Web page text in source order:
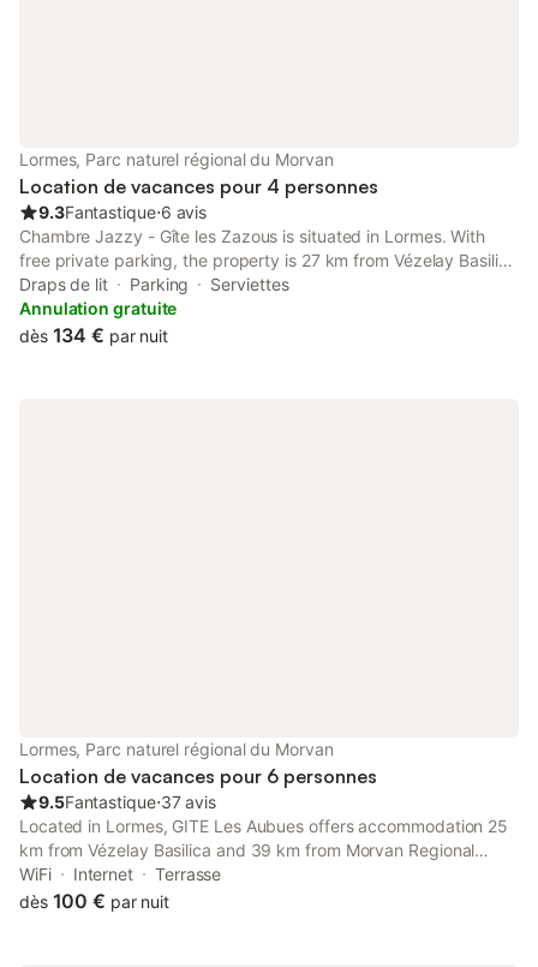
Lormes, Parc naturel régional du Morvan
Location de vacances pour 4 personnes
9.3Fantastique⋅6 avis
Chambre Jazzy - Gîte les Zazous is situated in Lormes. With
free private parking, the property is 27 km from Vézelay Basilica
and 36 km from Morvan Regional Natural Park. Towels and bed
linen are offered in the bed and breakfast.
Draps de lit Parking
Serviettes
Annulation gratuite
dès 134 € par nuit
Lormes, Parc naturel régional du Morvan
Location de vacances pour 6 personnes
9.5Fantastique⋅37 avis
Located in Lormes, GITE Les Aubues offers accommodation 25
km from Vézelay Basilica and 39 km from Morvan Regional
Natural Park. Both free WiFi and parking on-site are available at
the holiday home free of charge.
WiFi Internet
Terrasse
dès 100 € par nuit